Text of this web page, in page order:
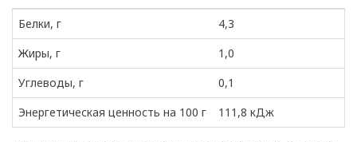
Белки, г
4,3
Жиры, г
1,0
Углеводы, г
0,1
Энергетическая ценность на 100 г
111,8 кДж